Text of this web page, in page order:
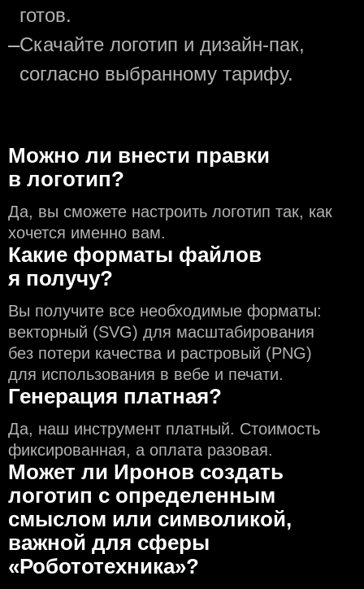
готов.
—Скачайте логотип и дизайн-пак,
согласно выбранному тарифу.
Можно ли внести правки
в логотип?
Да, вы сможете настроить логотип так, как
хочется именно вам.
Какие форматы файлов
я получу?
Вы получите все необходимые форматы:
векторный (SVG) для масштабирования
без потери качества и растровый (PNG)
для использования в вебе и печати.
Генерация платная?
Да, наш инструмент платный. Стоимость
фиксированная, а оплата разовая.
Может ли Иронов создать
логотип с определeнным
смыслом или символикой,
важной для сферы
«Робототехника»?